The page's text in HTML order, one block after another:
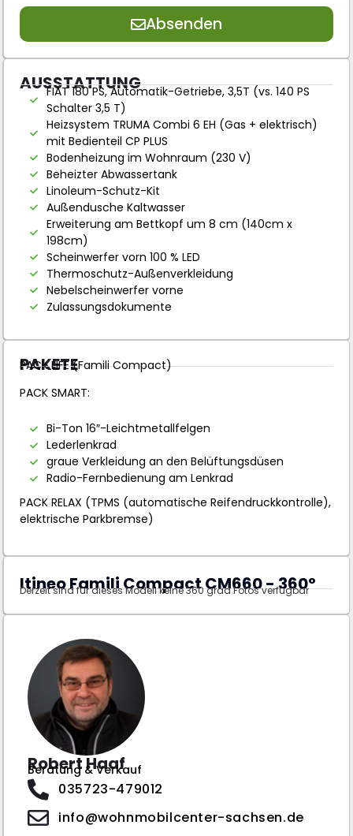
Absenden
AUSSTATTUNG
FIAT 180 PS, Automatik-Getriebe, 3,5T (vs. 140 PS
Schalter 3,5 T)
Heizsystem TRUMA Combi 6 EH (Gas + elektrisch)
mit Bedienteil CP PLUS
Bodenheizung im Wohnraum (230 V)
Beheizter Abwassertank
Linoleum-Schutz-Kit
Außendusche Kaltwasser
Erweiterung am Bettkopf um 8 cm (140cm x
198cm)
Scheinwerfer vorn 100 % LED
Thermoschutz-Außenverkleidung
Nebelscheinwerfer vorne
Zulassungsdokumente
PAKETE
PACK LIFE (Famili Compact)
PACK SMART:
Bi-Ton 16″-Leichtmetallfelgen
Lederlenkrad
graue Verkleidung an den Belüftungsdüsen
Radio-Fernbedienung am Lenkrad
PACK RELAX (TPMS (automatische Reifendruckkontrolle),
elektrische Parkbremse)
Itineo Famili Compact CM660 - 360°
Derzeit sind für dieses Modell keine 360 grad Fotos verfügbar
Robert Haaf
Beratung & Verkauf
035723-479012
info@wohnmobilcenter-sachsen.de